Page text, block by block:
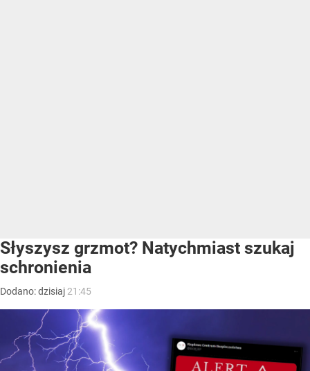
Słyszysz grzmot? Natychmiast szukaj
schronienia
Dodano:dzisiaj 21:45